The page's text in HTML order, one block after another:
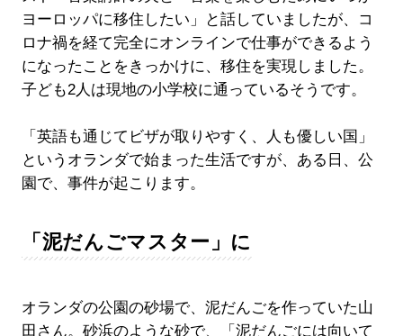
ヨーロッパに移住したい」と話していましたが、コ
ロナ禍を経て完全にオンラインで仕事ができるよう
になったことをきっかけに、移住を実現しました。
子ども2人は現地の小学校に通っているそうです。
「英語も通じてビザが取りやすく、人も優しい国」
というオランダで始まった生活ですが、ある日、公
園で、事件が起こります。
「泥だんごマスター」に
オランダの公園の砂場で、泥だんごを作っていた山
田さん。砂浜のような砂で、「泥だんごには向いて